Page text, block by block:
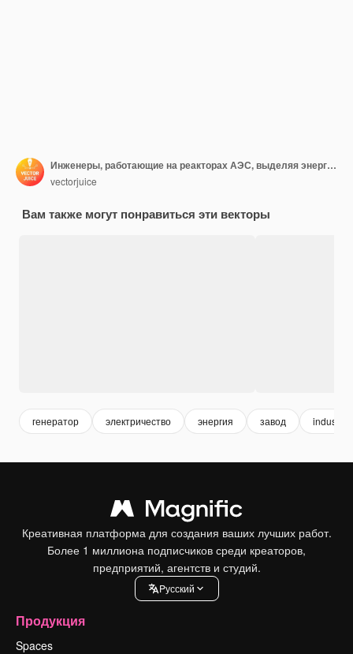
Инженеры, работающие на реакторах АЭС, выделяя энергию
vectorjuice
Вам также могут понравиться эти векторы
генератор электричество энергия завод industry
Креативная платформа для создания ваших лучших работ.
Более 1 миллиона подписчиков среди креаторов,
предприятий, агентств и студий.
Pусский
Продукция
Spaces